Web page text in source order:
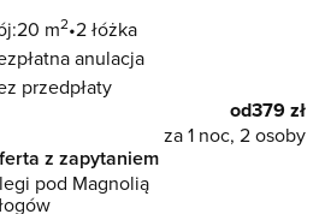
20 m2 2 łóżka
anulacja
przedpłaty
od379 zł
za 1 noc, 2 osoby
z zapytaniem
pod Magnolią